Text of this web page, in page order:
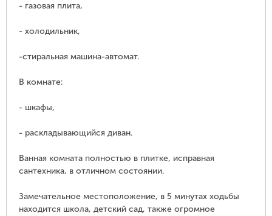
- газовая плита,
- холодильник,
-стиральная машина-автомат.
В комнате:
- шкафы,
- раскладывающийся диван.
Ванная комната полностью в плитке, исправная
сантехника, в отличном состоянии.
Замечательное местоположение, в 5 минутах ходьбы
находится школа, детский сад, также огромное